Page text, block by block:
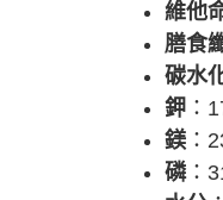
維他
膳食
碳水
鉀 ：
鎂 ：
磷：